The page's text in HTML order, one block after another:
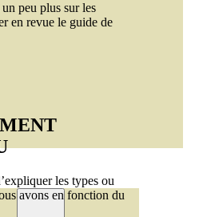
peu plus sur les
en revue le guide de
les types ou
avons en fonction du